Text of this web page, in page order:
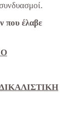
που έλαβε